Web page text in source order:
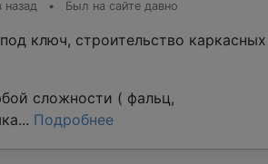
назад • Был на сайте давно
ключ, строительство каркасных
сложности ( фальц,
Подробнее